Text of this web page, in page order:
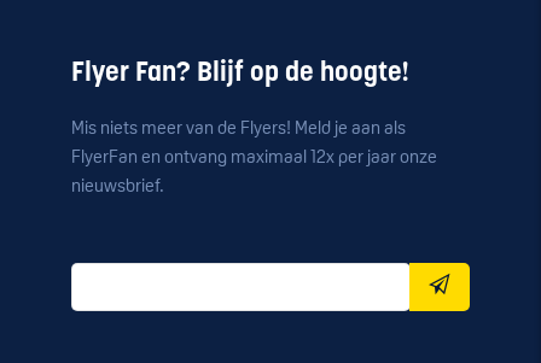
Flyer Fan? Blijf op de hoogte!
Mis niets meer van de Flyers! Meld je aan als
FlyerFan en ontvang maximaal 12x per jaar onze
nieuwsbrief.